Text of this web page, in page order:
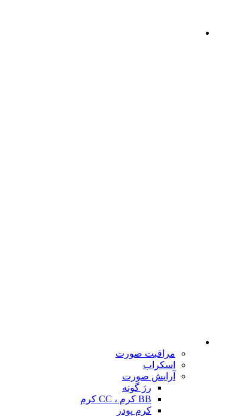
مراقبت صورت
اسکراب
آرایش صورت
رژ گونه
BB کرم ، CC کرم
کرم پودر